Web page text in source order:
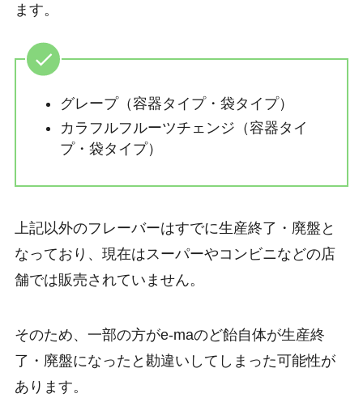
ます。
グレープ（容器タイプ・袋タイプ）
カラフルフルーツチェンジ（容器タイ
プ・袋タイプ）
上記以外のフレーバーはすでに生産終了・廃盤と
なっており、現在はスーパーやコンビニなどの店
舗では販売されていません。
そのため、一部の方がe-maのど飴自体が生産終
了・廃盤になったと勘違いしてしまった可能性が
あります。